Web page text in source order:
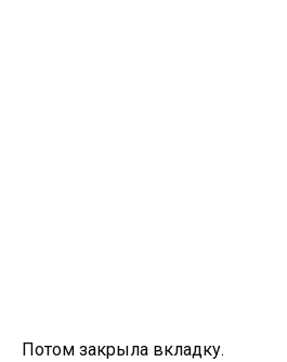
Потом закрыла вкладку.